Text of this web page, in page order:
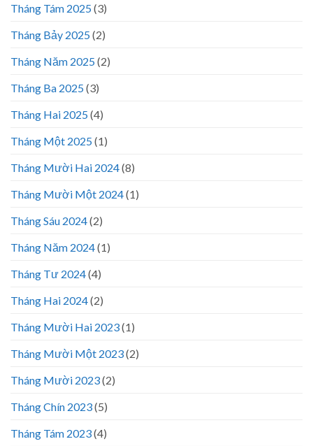
Tháng Tám 2025(3)
Tháng Bảy 2025(2)
Tháng Năm 2025(2)
Tháng Ba 2025(3)
Tháng Hai 2025(4)
Tháng Một 2025(1)
Tháng Mười Hai 2024(8)
Tháng Mười Một 2024(1)
Tháng Sáu 2024(2)
Tháng Năm 2024(1)
Tháng Tư 2024(4)
Tháng Hai 2024(2)
Tháng Mười Hai 2023(1)
Tháng Mười Một 2023(2)
Tháng Mười 2023(2)
Tháng Chín 2023(5)
Tháng Tám 2023(4)